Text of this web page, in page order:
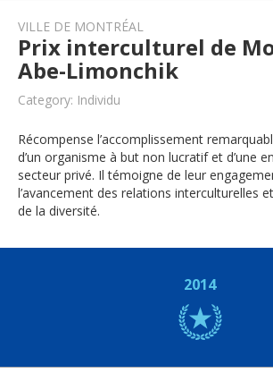
VILLE DE MONTRÉAL
Prix interculturel de
Abe-Limonchik
Category: Individu
Récompense l’accomplissement
d’un organisme à but non lucratif et d’une
secteur privé. Il témoigne de leur
l’avancement des relations interculturelles
de la diversité.
2014